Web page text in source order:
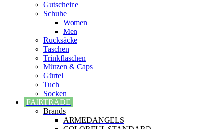
Gutscheine
Schuhe
Women
Men
Rucksäcke
Taschen
Trinkflaschen
Mützen & Caps
Gürtel
Tuch
Socken
FAIRTRADE
Brands
ARMEDANGELS